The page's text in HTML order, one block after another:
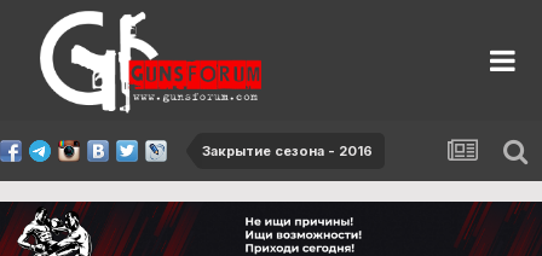
Закрытие сезона - 2016